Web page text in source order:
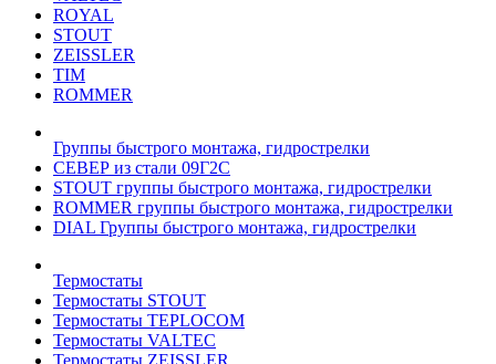
ROYAL
STOUT
ZEISSLER
TIM
ROMMER
Группы быстрого монтажа, гидрострелки
СЕВЕР из стали 09Г2С
STOUT группы быстрого монтажа, гидрострелки
ROMMER группы быстрого монтажа, гидрострелки
DIAL Группы быстрого монтажа, гидрострелки
Термостаты
Термостаты STOUT
Термостаты TEPLOCOM
Термостаты VALTEC